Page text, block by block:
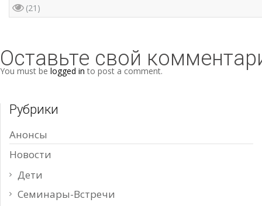
(21)
Оставьте свой
You must be logged in to post a comment.
Рубрики
Анонсы
Новости
Дети
Семинары-Встречи